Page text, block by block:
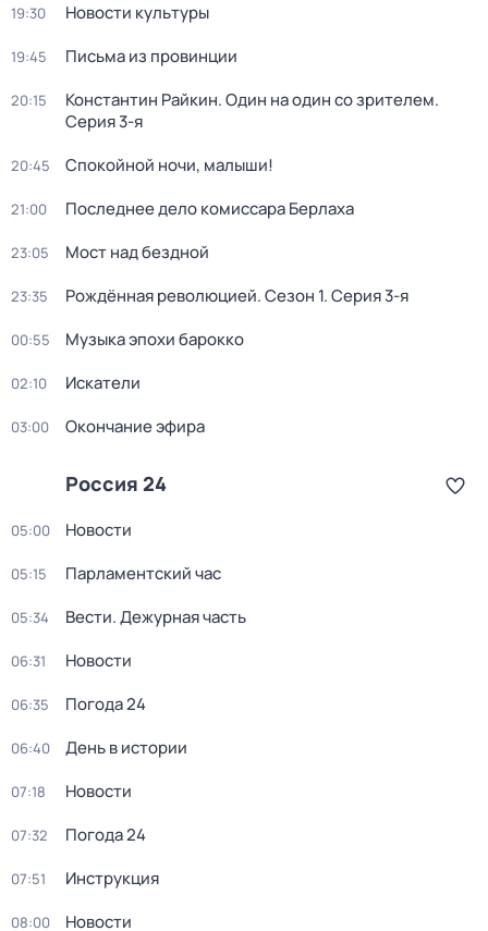
19:30 Новости культуры
19:45 Письма из провинции
20:15 Константин Райкин. Один на один со зрителем.
Серия 3-я
20:45 Спокойной ночи, малыши!
21:00 Последнее дело комиссара Берлаха
23:05 Мост над бездной
23:35 Рождённая революцией. Сезон 1. Серия 3-я
00:55 Музыка эпохи барокко
02:10 Искатели
03:00 Окончание эфира
Россия 24
05:00 Новости
05:15 Парламентский час
05:34 Вести. Дежурная часть
06:31 Новости
06:35 Погода 24
06:40 День в истории
07:18 Новости
07:32 Погода 24
07:51 Инструкция
08:00 Новости